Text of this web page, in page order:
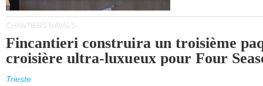
CHANTIERS NAVALS
Fincantieri construira un troisième
croisière ultra-luxueux pour Four
Trieste